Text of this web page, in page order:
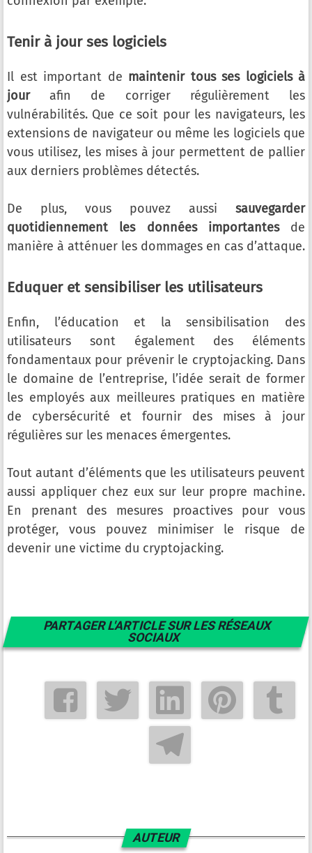
Tenir à jour ses logiciels
Il est important de maintenir tous ses logiciels à
jourafin de corriger régulièrement les
vulnérabilités. Que ce soit pour les navigateurs, les
extensions de navigateur ou même les logiciels que
vous utilisez, les mises à jour permettent de pallier
aux derniers problèmes détectés.
De plus, vous pouvez aussi sauvegarder
quotidiennement les données importantesde
manière à atténuer les dommages en cas d’attaque.
Eduquer et sensibiliser les utilisateurs
Enfin, l’éducation et la sensibilisation des
utilisateurs sont également des éléments
fondamentaux pour prévenir le cryptojacking. Dans
le domaine de l’entreprise, l’idée serait de former
les employés aux meilleures pratiques en matière
de cybersécurité et fournir des mises à jour
régulières sur les menaces émergentes.
Tout autant d’éléments que les utilisateurs peuvent
aussi appliquer chez eux sur leur propre machine.
En prenant des mesures proactives pour vous
protéger, vous pouvez minimiser le risque de
devenir une victime du cryptojacking.
PARTAGER L'ARTICLE SUR LES RÉSEAUX
SOCIAUX
AUTEUR